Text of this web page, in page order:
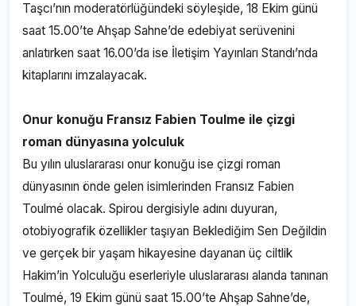
Taşcı’nın moderatörlüğündeki söyleşide, 18 Ekim günü
saat 15.00’te Ahşap Sahne’de edebiyat serüvenini
anlatırken saat 16.00’da ise İletişim Yayınları Standı’nda
kitaplarını imzalayacak.
Onur konuğu Fransız Fabien Toulme ile çizgi
roman dünyasına yolculuk
Bu yılın uluslararası onur konuğu ise çizgi roman
dünyasının önde gelen isimlerinden Fransız Fabien
Toulmé olacak. Spirou dergisiyle adını duyuran,
otobiyografik özellikler taşıyan Beklediğim Sen Değildin
ve gerçek bir yaşam hikayesine dayanan üç ciltlik
Hakim’in Yolculuğu eserleriyle uluslararası alanda tanınan
Toulmé, 19 Ekim günü saat 15.00’te Ahşap Sahne’de,